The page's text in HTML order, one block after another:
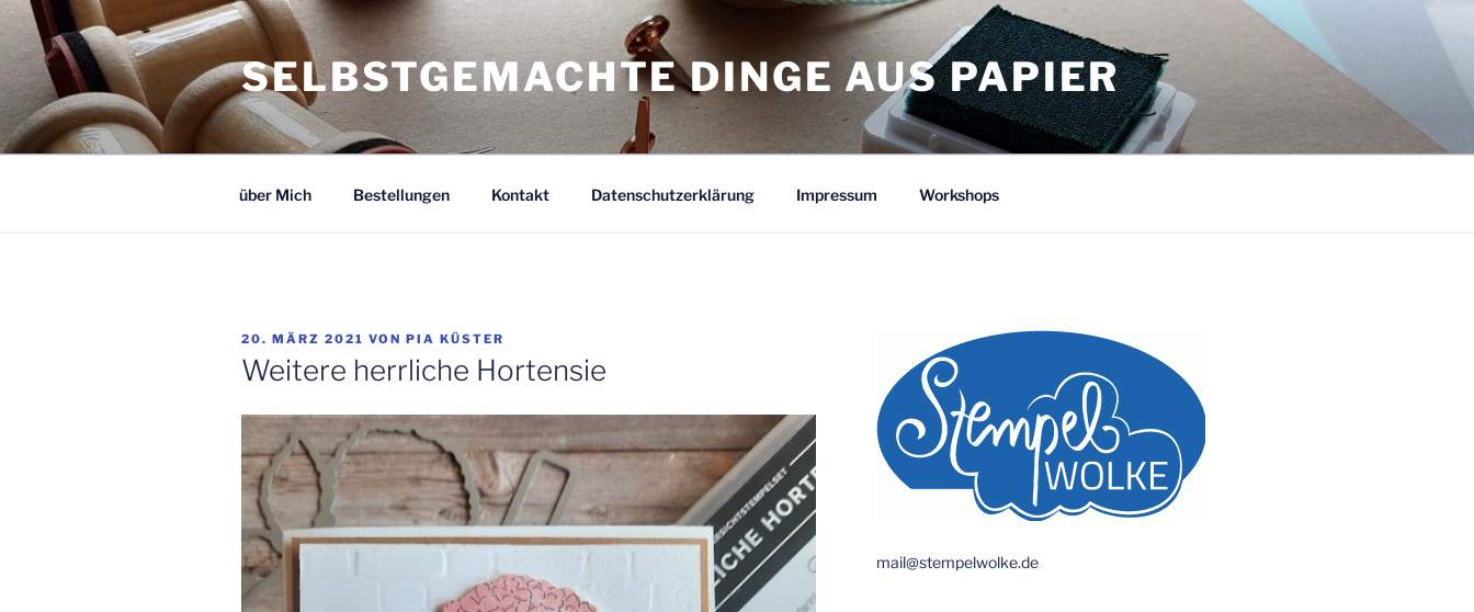
Zum
Inhalt
springen
SELBSTGEMACHTE DINGE AUS PAPIER
über Mich Bestellungen Kontakt Datenschutzerklärung Impressum Workshops
VERÖFFENTLICHT
AM
20. MÄRZ 2021 VON PIA KÜSTER
Weitere herrliche Hortensie
mail@stempelwolke.de